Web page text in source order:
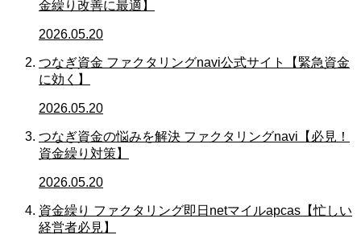
金繰り改善に最適】
2026.05.20
つなぎ資金 ファクタリングnavi公式サイト【緊急資金
に効く】
2026.05.20
つなぎ資金の悩みを解決 ファクタリングnavi【必見！
資金繰り対策】
2026.05.20
資金繰り ファクタリング即日netマイルapcas【忙しい
経営者必見】